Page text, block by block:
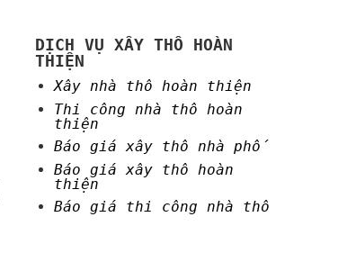
DỊCH VỤ XÂY THÔ HOÀN
THIỆN
Xây nhà thô hoàn thiện
Thi công nhà thô hoàn
thiện
Báo giá xây thô nhà phố
Báo giá xây thô hoàn
thiện
Báo giá thi công nhà thô